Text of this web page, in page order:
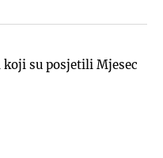
su posjetili Mjesec